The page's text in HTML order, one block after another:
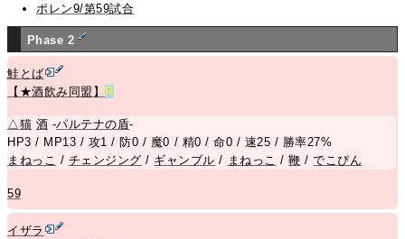
ポレン9/第59試合
Phase 2
鮭とば
【★酒飲み同盟】
R
△猫 酒 -パルテナの盾-
HP3 / MP13 / 攻1 / 防0 / 魔0 / 精0 / 命0 / 速25 / 勝率27%
まねっこ / チェンジング / ギャンブル / まねっこ /鞭 /でこぴん
59
イザラ